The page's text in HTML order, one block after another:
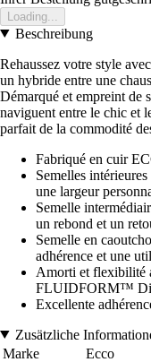
Loading...
Beschreibung
Rehaussez votre style
un hybride entre une
Démarqué et empreint de
naviguent entre le chic et
parfait de la commodité
Fabriqué en cuir
Semelles
une largeur
Semelle
un rebond et un
Semelle en
adhérence et une
Amorti et flexibilité
FLUIDFORM™
Excellente
Zusätzliche
Marke
Ecco